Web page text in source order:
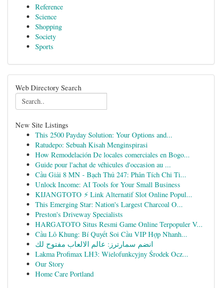
Reference
Science
Shopping
Society
Sports
Web Directory Search
New Site Listings
This 2500 Payday Solution: Your Options and...
Ratudepo: Sebuah Kisah Menginspirasi
How Remodelación De locales comerciales en Bogo...
Guide pour l'achat de véhicules d'occasion au ...
Cầu Giải 8 MN - Bạch Thủ 247: Phân Tích Chi Ti...
Unlock Income: AI Tools for Your Small Business
KIJANGTOTO ⚡ Link Alternatif Slot Online Popul...
This Emerging Star: Nation's Largest Charcoal O...
Preston's Driveway Specialists
HARGATOTO Situs Resmi Game Online Terpopuler V...
Cầu Lô Khung: Bí Quyết Soi Cầu VIP Hợp Nhanh...
انضم سمارترز: عالم الالعاب مفتوح لك
Lakma Profimax LH3: Wielofunkcyjny Środek Ocz...
Our Story
Home Care Portland